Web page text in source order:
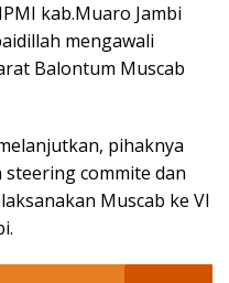
kab.Muaro Jambi
mengawali
Balontum Muscab
pihaknya
steering commite dan
Muscab ke VI